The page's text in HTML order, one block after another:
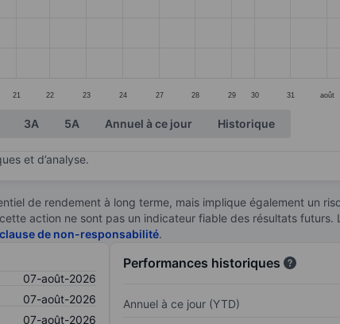
21 22 23 24 27 28 29 30 31 août
3A 5A Annuel à ce jour Historique
et d’analyse.
de rendement à long terme, mais implique également un
action ne sont pas un indicateur fiable des résultats futurs.
de non-responsabilité.
07-août-2026
07-août-2026
07-août-2026
Performances historiques
Annuel à ce jour (YTD)